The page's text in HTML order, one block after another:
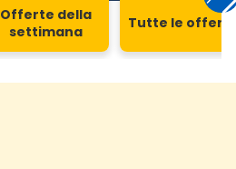
Offerte della
settimana
Tutte le